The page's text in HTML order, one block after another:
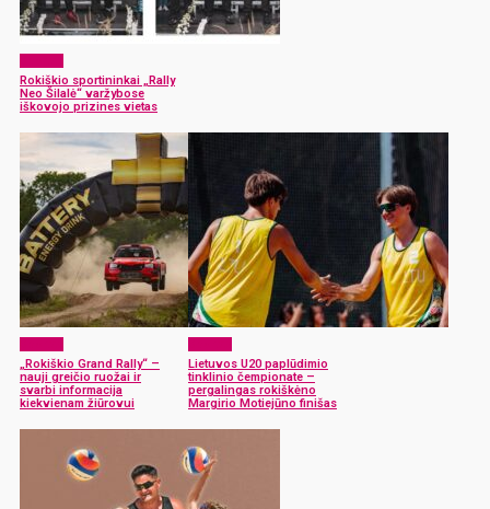
Rokiškio sportininkai „Rally
Neo Šilalė“ varžybose
iškovojo prizines vietas
„Rokiškio Grand Rally“ –
nauji greičio ruožai ir
svarbi informacija
kiekvienam žiūrovui
Lietuvos U20 paplūdimio
tinklinio čempionate –
pergalingas rokiškėno
Margirio Motiejūno finišas